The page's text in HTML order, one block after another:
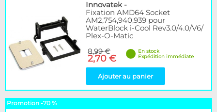
Innovatek-
Fixation AMD64 Socket
AM2,754,940,939 pour
WaterBlock i-Cool Rev3.0/4.0/V6/
Plex-O-Matic
8,99 €
2,70 €
En stock
Expédition immédiate
Ajouter au panier
Promotion -70 %